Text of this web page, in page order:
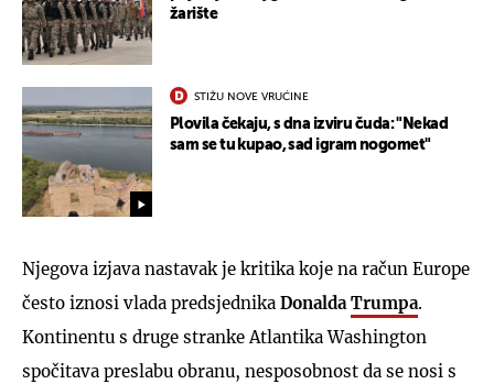
žarište
STIŽU NOVE VRUĆINE
Plovila čekaju, s dna izviru čuda: "Nekad
sam se tu kupao, sad igram nogomet"
Njegova izjava nastavak je kritika koje na račun Europe
često iznosi vlada predsjednika Donalda Trumpa.
Kontinentu s druge stranke Atlantika Washington
spočitava preslabu obranu, nesposobnost da se nosi s